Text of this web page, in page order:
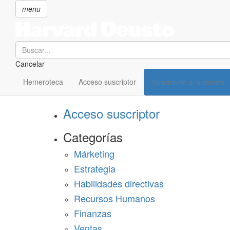
menu
Search
Cancelar
Hemeroteca Acceso suscriptor Suscríbete a la revista
SECCIONES
Suscríbete a Harvard Deusto
Acceso suscriptor
Categorías
Márketing
Estrategia
Habilidades directivas
Recursos Humanos
Finanzas